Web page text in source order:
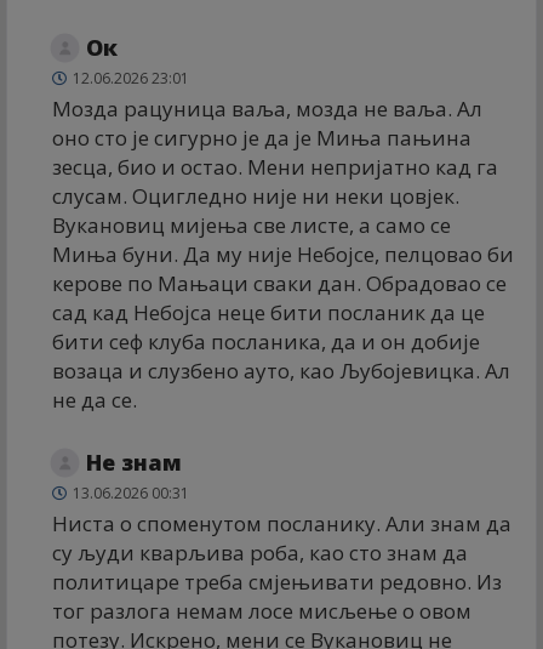
Ок
12.06.2026 23:01
Мозда рацуница ваља, мозда не ваља. Ал
оно сто је сигурно је да је Миња пањина
зесца, био и остао. Мени непријатно кад га
слусам. Оцигледно није ни неки цовјек.
Вукановиц мијења све листе, а само се
Миња буни. Да му није Небојсе, пелцовао би
керове по Мањаци сваки дан. Обрадовао се
сад кад Небојса неце бити посланик да це
бити сеф клуба посланика, да и он добије
возаца и слузбено ауто, као Љубојевицка. Ал
не да се.
Не знам
13.06.2026 00:31
Ниста о споменутом посланику. Али знам да
су људи кварљива роба, као сто знам да
политицаре треба смјењивати редовно. Из
тог разлога немам лосе мисљење о овом
потезу. Искрено, мени се Вукановиц не